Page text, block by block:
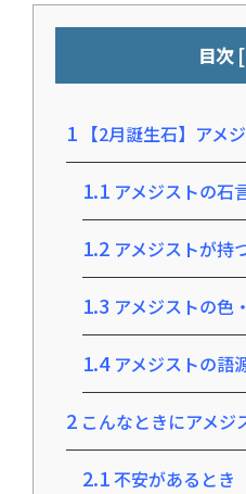
目次 [
1 【2月誕生石】アメ
1.1 アメジストの石
1.2 アメジストが持
1.3 アメジストの色
1.4アメジストの語
2 こんなときにアメジ
2.1不安があるとき